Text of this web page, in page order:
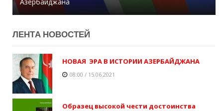
ЛЕНТA НОВОСТЕЙ
НОВАЯ ЭРА В ИСТОРИИ АЗЕРБАЙДЖАНА
08:00 / 15.06.2021
Образец высокой чести достоинства